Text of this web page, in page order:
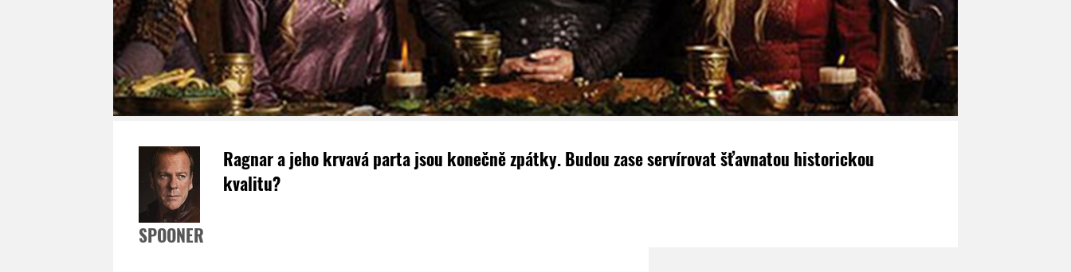
SPOONER
Ragnar a jeho krvavá parta jsou konečně zpátky. Budou zase servírovat šťavnatou historickou
kvalitu?